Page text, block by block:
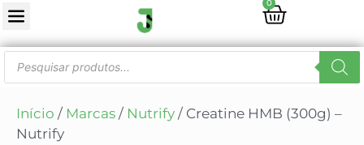
0
Início / Marcas / Nutrify / Creatine HMB (300g) –
Nutrify